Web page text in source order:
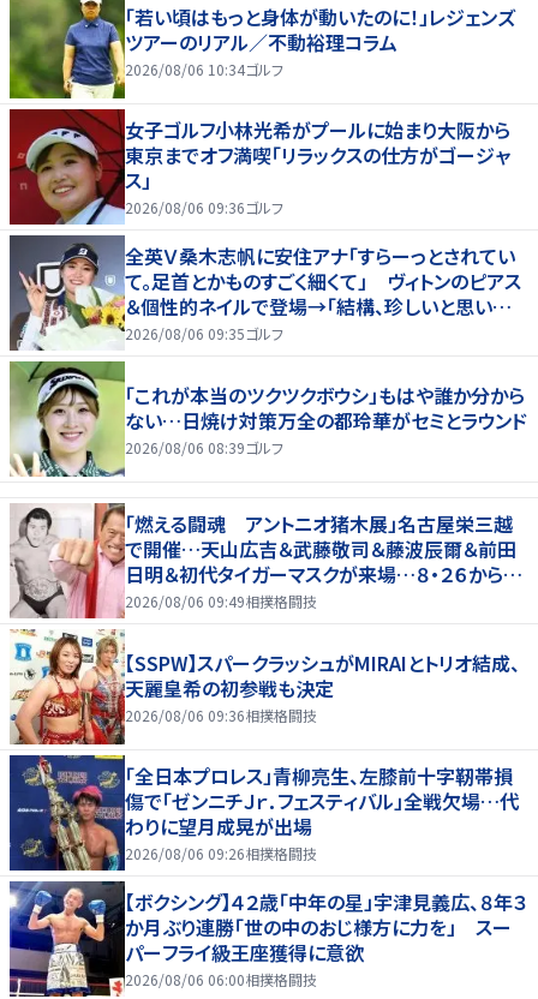
「若い頃はもっと身体が動いたのに！」レジェンズ
ツアーのリアル／不動裕理コラム
2026/08/06 10:34ゴルフ
女子ゴルフ小林光希がプールに始まり大阪から
東京までオフ満喫「リラックスの仕方がゴージャ
ス」
2026/08/06 09:36ゴルフ
全英Ｖ桑木志帆に安住アナ「すらーっとされてい
て。足首とかものすごく細くて」 ヴィトンのピアス
＆個性的ネイルで登場→「結構、珍しいと思いま
す」
2026/08/06 09:35ゴルフ
「これが本当のツクツクボウシ」もはや誰か分から
ない…日焼け対策万全の都玲華がセミとラウンド
2026/08/06 08:39ゴルフ
「燃える闘魂 アントニオ猪木展」名古屋栄三越
で開催…天山広吉＆武藤敬司＆藤波辰爾＆前田
日明＆初代タイガーマスクが来場…８・２６から９・
７まで
2026/08/06 09:49相撲格闘技
【SSPW】スパークラッシュがMIRAIとトリオ結成、
天麗皇希の初参戦も決定
2026/08/06 09:36相撲格闘技
「全日本プロレス」青柳亮生、左膝前十字靭帯損
傷で「ゼンニチＪｒ．フェスティバル」全戦欠場…代
わりに望月成晃が出場
2026/08/06 09:26相撲格闘技
【ボクシング】４２歳「中年の星」宇津見義広、８年３
か月ぶり連勝「世の中のおじ様方に力を」 スー
パーフライ級王座獲得に意欲
2026/08/06 06:00相撲格闘技